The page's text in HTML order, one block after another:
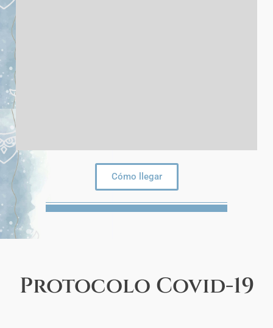
Cómo llegar
Protocolo Covid-19